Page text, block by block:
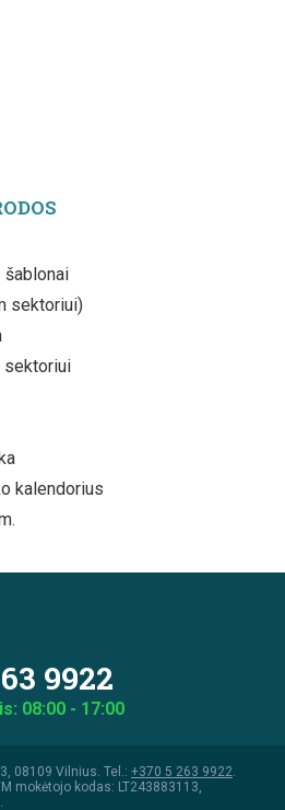
šablonai
sektoriui)
sektoriui
kalendorius
9922
08:00 - 17:00
08109 Vilnius. Tel.: +370 5 263 9922
mokėtojo kodas: LT243883113,